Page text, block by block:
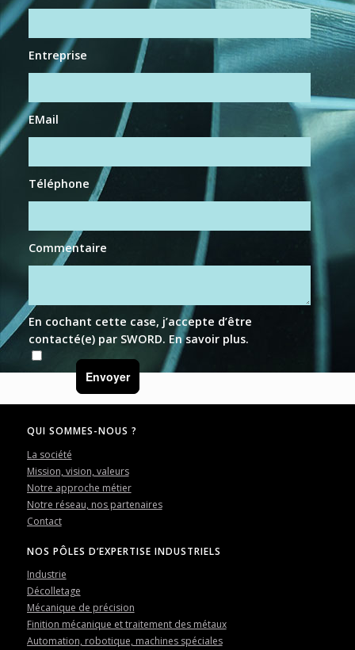
Entreprise
EMail
Téléphone
Commentaire
En cochant cette case, j’accepte d’être
contacté(e) par SWORD. En savoir plus.
Envoyer
QUI SOMMES-NOUS ?
La société
Mission, vision, valeurs
Notre approche métier
Notre réseau, nos partenaires
Contact
NOS PÔLES D’EXPERTISE INDUSTRIELS
Industrie
Décolletage
Mécanique de précision
Finition mécanique et traitement des métaux
Automation, robotique, machines spéciales